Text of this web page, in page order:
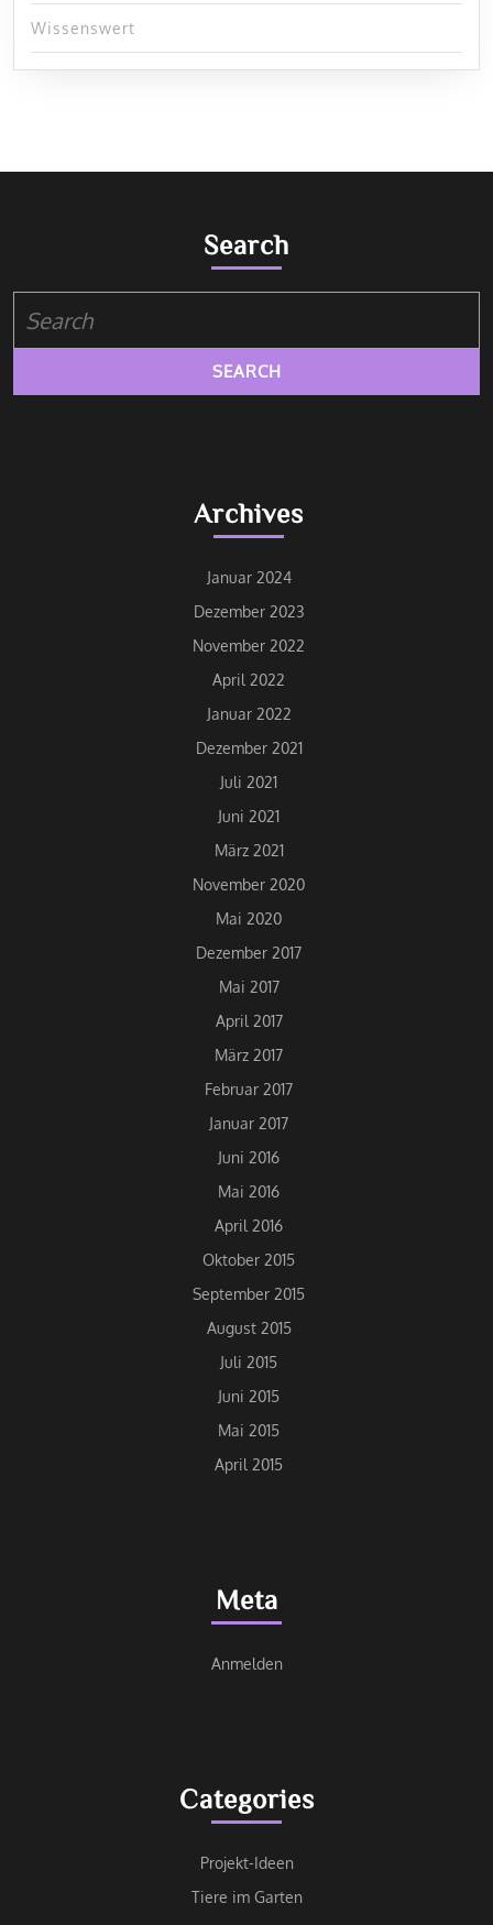
Wissenswert
Search
for:
Archives
Januar 2024
Dezember 2023
November 2022
April 2022
Januar 2022
Dezember 2021
Juli 2021
Juni 2021
März 2021
November 2020
Mai 2020
Dezember 2017
Mai 2017
April 2017
März 2017
Februar 2017
Januar 2017
Juni 2016
Mai 2016
April 2016
Oktober 2015
September 2015
August 2015
Juli 2015
Juni 2015
Mai 2015
April 2015
Meta
Anmelden
Categories
Projekt-Ideen
Tiere im Garten